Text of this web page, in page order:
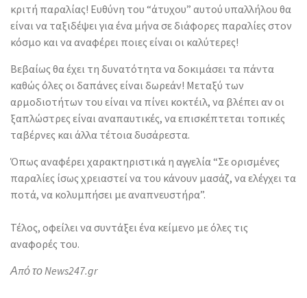
κριτή παραλίας! Ευθύνη του “άτυχου” αυτού υπαλλήλου θα
είναι να ταξιδέψει για ένα μήνα σε διάφορες παραλίες στον
κόσμο και να αναφέρει ποιες είναι οι καλύτερες!
Βεβαίως θα έχει τη δυνατότητα να δοκιμάσει τα πάντα
καθώς όλες οι δαπάνες είναι δωρεάν! Μεταξύ των
αρμοδιοτήτων του είναι να πίνει κοκτέιλ, να βλέπει αν οι
ξαπλώστρες είναι αναπαυτικές, να επισκέπτεται τοπικές
ταβέρνες και άλλα τέτοια δυσάρεστα.
Όπως αναφέρει χαρακτηριστικά η αγγελία “Σε ορισμένες
παραλίες ίσως χρειαστεί να του κάνουν μασάζ, να ελέγχει τα
ποτά, να κολυμπήσει με αναπνευστήρα”.
Τέλος, οφείλει να συντάξει ένα κείμενο με όλες τις
αναφορές του.
Από το News247.gr